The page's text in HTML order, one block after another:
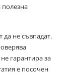
да не съвпадат.
гарантира за
е посочен